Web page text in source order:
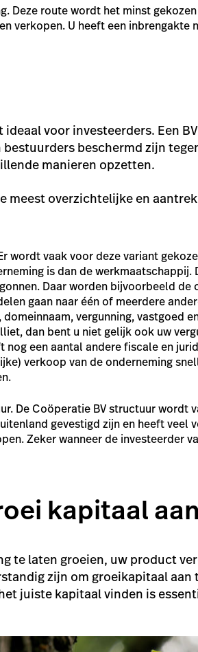
Deze route wordt het minst
verkopen. U heeft een inbrengakte
ideaal voor investeerders. Een
beschermd zijn
manieren opzetten.
meest overzichtelijke en
wordt vaak voor deze variant
is dan de werkmaatschappij.
Daar worden bijvoorbeeld
gaan naar één of meerdere
vergunning, vastgoed
dan bent u niet gelijk ook uw
nog een aantal andere fiscale en
verkoop van de onderneming
De Coöperatie BV structuur wordt
gevestigd zijn en heeft veel
Zeker wanneer de investeerder
kapitaal aan
te laten groeien, uw product
zijn om groeikapitaal
juiste kapitaal vinden is